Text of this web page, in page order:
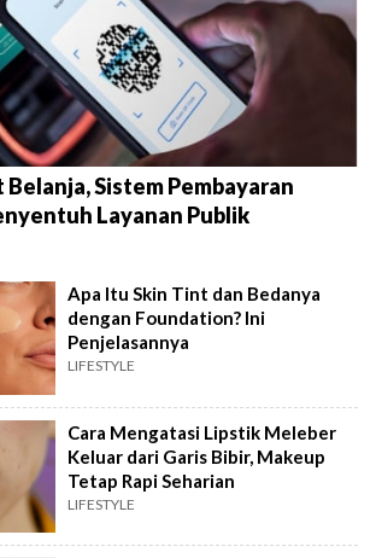
Belanja, Sistem Pembayaran
Layanan Publik
Apa Itu Skin Tint dan Bedanya
dengan Foundation? Ini
Penjelasannya
LIFESTYLE
Cara Mengatasi Lipstik Meleber
Keluar dari Garis Bibir, Makeup
Tetap Rapi Seharian
LIFESTYLE